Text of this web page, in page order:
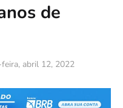
de
abril 12, 2022